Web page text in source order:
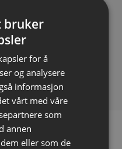
bruker
for å
og analysere
informasjon
vårt med våre
som
annen
eller som de